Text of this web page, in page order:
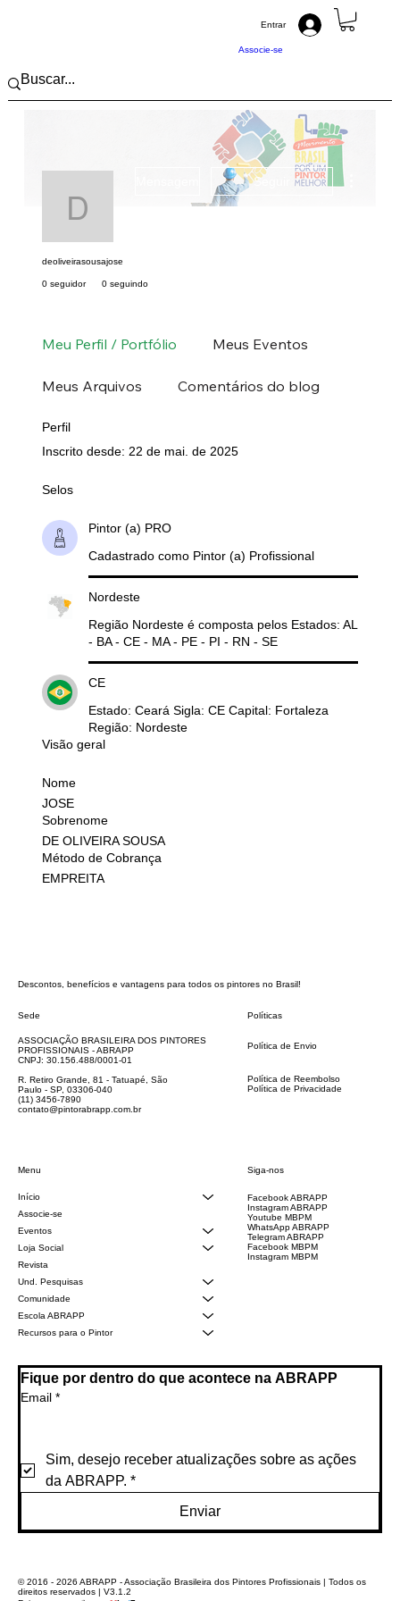
Associe-se
Entrar
deoliveirasousajose
Seguir
deoliveirasousajose
0 seguidor 0 seguindo
Meu Perfil / Portfólio Meus Eventos
Meus Arquivos Comentários do blog
Perfil
Inscrito desde: 22 de mai. de 2025
Selos
Pintor (a) PRO
Cadastrado como Pintor (a) Profissional
Nordeste
Região Nordeste é composta pelos Estados: AL
- BA - CE - MA - PE - PI - RN - SE
CE
Estado: Ceará Sigla: CE Capital: Fortaleza
Região: Nordeste
Visão geral
Nome
JOSE
Sobrenome
DE OLIVEIRA SOUSA
Método de Cobrança
EMPREITA
Descontos, benefícios e vantagens para todos os pintores no Brasil!
Sede
ASSOCIAÇÃO BRASILEIRA DOS PINTORES
PROFISSIONAIS - ABRAPP
CNPJ: 30.156.488/0001-01
R. Retiro Grande, 81 - Tatuapé, São
Paulo - SP, 03306-040
(11) 3456-7890
contato@pintorabrapp.com.br
Menu
Início
Associe-se
Eventos
Loja Social
Revista
Und. Pesquisas
Comunidade
Escola ABRAPP
Recursos para o Pintor
Políticas
Política de Envio
Política de Reembolso
Política de Privacidade
Siga-nos
Facebook ABRAPP
Instagram ABRAPP
Youtube MBPM
WhatsApp ABRAPP
Telegram ABRAPP
Facebook MBPM
Instagram MBPM
Fique por dentro do que acontece na ABRAPP
Email *
Sim, desejo receber atualizações sobre as ações
da ABRAPP. *
Enviar
© 2016 - 2026 ABRAPP - Associação Brasileira dos Pintores Profissionais | Todos os
direitos reservados | V3.1.2